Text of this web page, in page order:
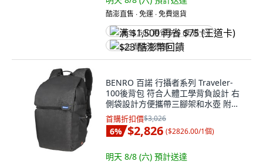
酷澎直售 ∙ 免運 ∙ 免費退貨
满 $1,500 再省 $75 (王道卡)
$23 酷澎幣回饋
BENRO 百諾 行攝者系列 Traveler-
100後背包 符合人體工學背負設計 右
側袋設計方便攜帶三腳架和水壺 附有
專用防雨罩, 黑色, 1個
首購折扣價$3,026
6% $2,826 ($2826.00/1個)
明天 8/8 (六) 預計送達